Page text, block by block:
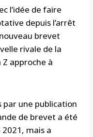
l’idée de faire
depuis l’arrêt
brevet
rivale de la
approche à
par une publication
de brevet a été
mais a